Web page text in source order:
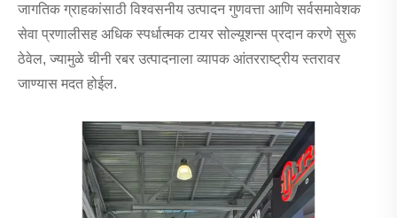
जागतिक ग्राहकांसाठी विश्वसनीय उत्पादन गुणवत्ता आणि सर्वसमावेशक
सेवा प्रणालीसह अधिक स्पर्धात्मक टायर सोल्यूशन्स प्रदान करणे सुरू
ठेवेल, ज्यामुळे चीनी रबर उत्पादनाला व्यापक आंतरराष्ट्रीय स्तरावर
जाण्यास मदत होईल.